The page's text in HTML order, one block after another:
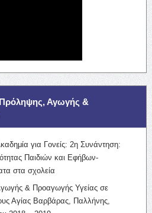
Πρόληψης, Αγωγής &
για Γονείς: 2η Συνάντηση:
Παιδιών και Εφήβων-
στα σχολεία
& Προαγωγής Υγείας σε
Αγίας Βαρβάρας, Παλλήνης,